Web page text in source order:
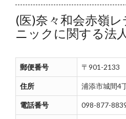
(医)奈々和会赤嶺
ニックに関する法
郵便番号 〒901-2133
住所 浦添市城間4
電話番号 098-877-